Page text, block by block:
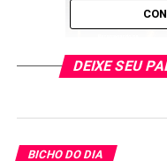
DEIXE SEU
BICHO DO DIA